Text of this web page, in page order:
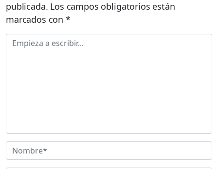
publicada. Los campos obligatorios están
marcados con *